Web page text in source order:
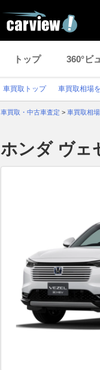
トップ 360°ビ
車買取トップ 車買取相場
車買取・中古車査定 > 車買取相
ホンダ ヴェ